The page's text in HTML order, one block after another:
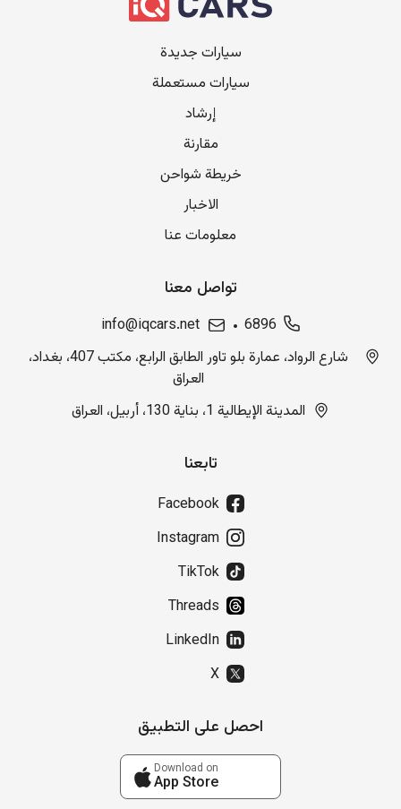
سيارات جديدة
سيارات مستعملة
إرشاد
مقارنة
خريطة شواحن
الاخبار
معلومات عنا
تواصل معنا
6896
info@iqcars.net
شارع الرواد، عمارة بلو تاور الطابق الرابع، مكتب 407، بغداد،
العراق
المدينة الإيطالية 1، بناية 130، أربيل، العراق
تابعنا
Facebook
Instagram
TikTok
Threads
LinkedIn
X
احصل على التطبيق
Download on
App Store